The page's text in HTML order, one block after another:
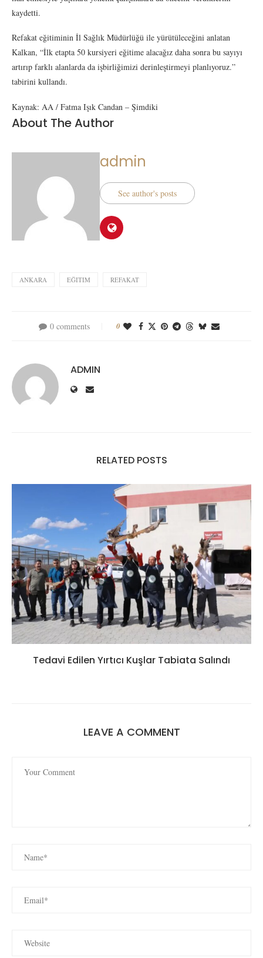
kaydetti.
Refakat eğitiminin İl Sağlık Müdürlüğü ile yürütüleceğini anlatan
Kalkan, “İlk etapta 50 kursiyeri eğitime alacağız daha sonra bu sayıyı
artırıp farklı alanlarda da işbirliğimizi derinleştirmeyi planlıyoruz.”
tabirini kullandı.
Kaynak: AA / Fatma Işık Candan – Şimdiki
About The Author
admin
See author's posts
ANKARA EĞITIM REFAKAT
0 comments 0
ADMIN
RELATED POSTS
Tedavi Edilen Yırtıcı Kuşlar Tabiata Salındı
LEAVE A COMMENT